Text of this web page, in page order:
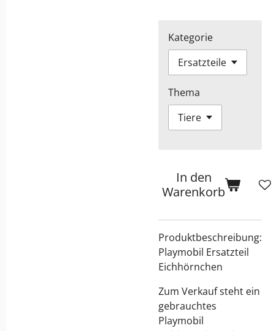
Kategorie
Thema
In den
Warenkorb
Produktbeschreibung:
Playmobil Ersatzteil
Eichhörnchen
Zum Verkauf steht ein
gebrauchtes
Playmobil